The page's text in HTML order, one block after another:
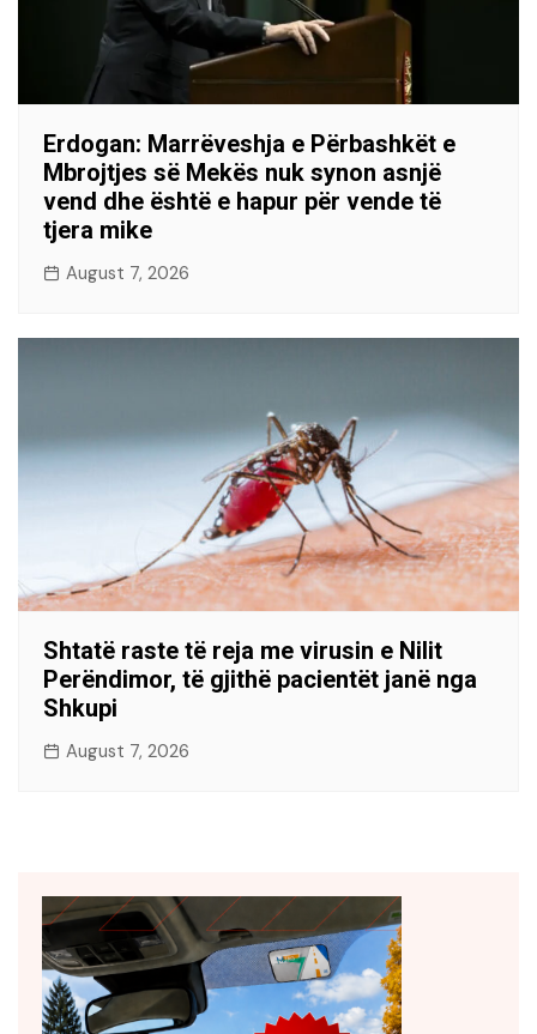
Erdogan: Marrëveshja e Përbashkët e
Mbrojtjes së Mekës nuk synon asnjë
vend dhe është e hapur për vende të
tjera mike
August 7, 2026
Shtatë raste të reja me virusin e Nilit
Perëndimor, të gjithë pacientët janë nga
Shkupi
August 7, 2026